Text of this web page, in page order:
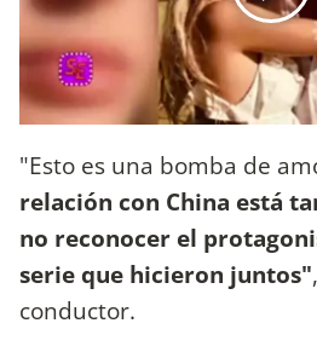
"Esto es una bomba de
relación con China está
no reconocer el
serie que hicieron juntos"
conductor.